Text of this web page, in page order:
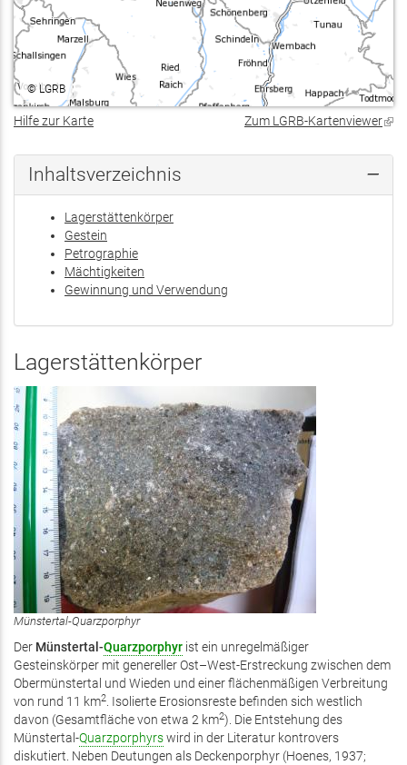
©LGRB
Hilfe zur Karte Zum LGRB-Kartenviewer
Inhaltsverzeichnis
Lagerstättenkörper
Gestein
Petrographie
Mächtigkeiten
Gewinnung und Verwendung
Lagerstättenkörper
Münstertal-Quarzporphyr
Der Münstertal-Quarzporphyr ist ein unregelmäßiger
Gesteinskörper mit genereller Ost–West-Erstreckung zwischen dem
Obermünstertal und Wieden und einer flächenmäßigen Verbreitung
von rund 11 km2. Isolierte Erosionsreste befinden sich westlich
davon (Gesamtfläche von etwa 2 km2). Die Entstehung des
Münstertal-Quarzporphyrswird in der Literatur kontrovers
diskutiert. Neben Deutungen als Deckenporphyr (Hoenes, 1937;